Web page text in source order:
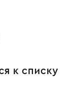
к списку